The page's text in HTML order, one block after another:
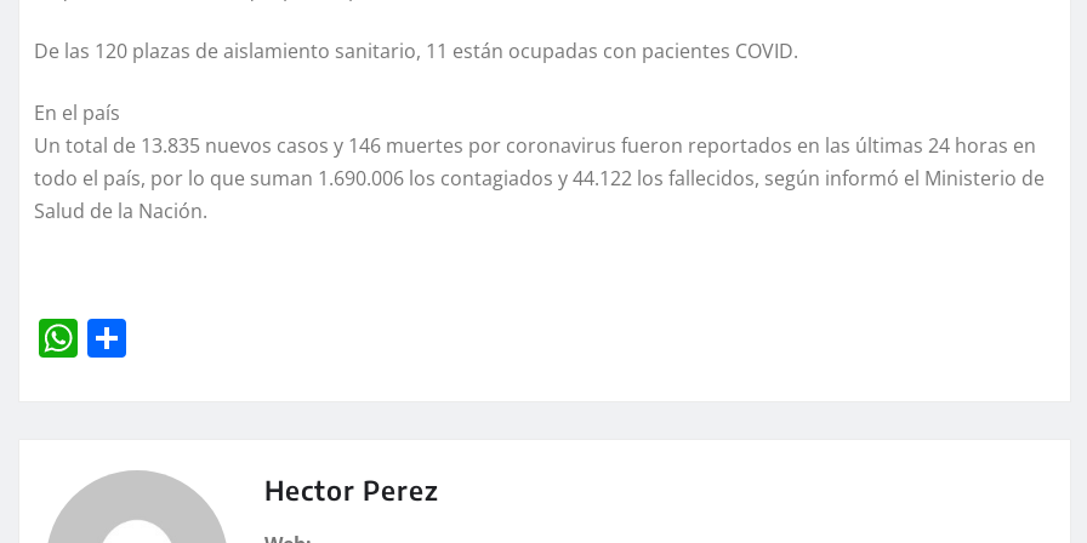
De las 120 plazas de aislamiento sanitario, 11 están ocupadas con pacientes COVID.
En el país
Un total de 13.835 nuevos casos y 146 muertes por coronavirus fueron reportados en las últimas 24 horas en
todo el país, por lo que suman 1.690.006 los contagiados y 44.122 los fallecidos, según informó el Ministerio de
Salud de la Nación.
W
A
rt
Hector Perez